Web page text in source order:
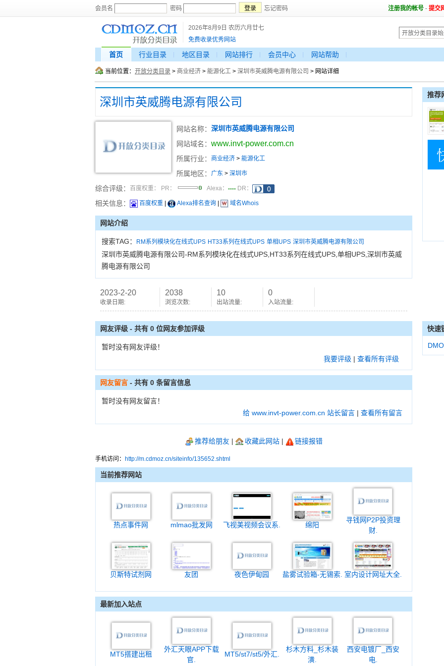
会员名 密码 忘记密码 注册我的帐号 - 提交
2026年8月9日 农历六月廿七
免费收录优秀网站
首页 行业目录 地区目录 网站排行 会员中心 网站帮助
当前位置： 开放分类目录 > 商业经济 > 能源化工 > 深圳市英威腾电源有限公司 > 网站详细
深圳市英威腾电源有限公司
网站名称： 深圳市英威腾电源有限公司
网站域名： www.invt-power.com.cn
所属行业： 商业经济 > 能源化工
所属地区： 广东 > 深圳市
综合评级： 百度权重： PR： Alexa： ---- DR：
相关信息： 百度权重 Alexa排名查询 域名Whois
网站介绍
搜索TAG： RM系列模块化在线式UPS HT33系列在线式UPS 单相UPS 深圳市英威腾电源有限公司
深圳市英威腾电源有限公司-RM系列模块化在线式UPS,HT33系列在线式UPS,单相UPS,深圳市英威
腾电源有限公司
2023-2-20
收录日期:
2038
浏览次数:
10
出站流量:
0
入站流量:
推荐
网友评级 - 共有 0 位网友参加评级
暂时没有网友评级！
我要评级 | 查看所有评级
网友留言 - 共有 0 条留言信息
暂时没有网友留言！
给 www.invt-power.com.cn 站长留言 | 查看所有留言
推荐给朋友 | 收藏此网站| 链接报错
手机访问： http://m.cdmoz.cn/siteinfo/135652.shtml
当前推荐网站
热点事件网 mlmao批发网 飞视美视频会议系. 绵阳
寻钱网P2P投资理
财.
贝斯特试剂网 友团 夜色伊甸园 盐雾试验箱-无锡索. 室内设计网址大全.
最新加入站点
MT5搭建出租
外汇天眼APP下载
官.
MT5/st7/st5/外汇.
杉木方料_杉木装
潢.
西安电镀厂_西安
电.
快速